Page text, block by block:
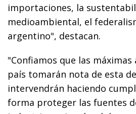
importaciones, la
medioambiental, el
argentino", destacan.
"Confiamos que las
país tomarán nota de esta
intervendrán haciendo
forma proteger las fuentes